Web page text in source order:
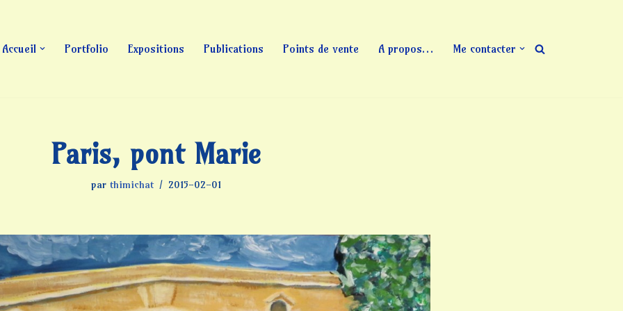
Accueil Portfolio Expositions Publications Points de vente A propos… Me contacter
Paris, pont Marie
par thimichat 2015-02-01